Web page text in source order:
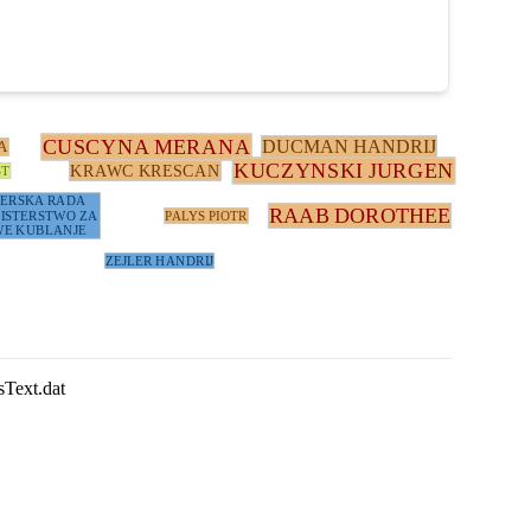
CUSCYNA MERANA DUCMAN HANDRIJ
KRAWC KRESCAN KUCZYNSKI JURGEN
RADA
ZA
KUBLANJE
PALYS PIOTR RAAB DOROTHEE
ZEJLER HANDRIJ